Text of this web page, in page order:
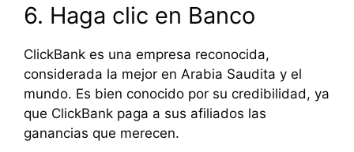
6. Haga clic en Banco
ClickBank es una empresa reconocida,
considerada la mejor en Arabia Saudita y el
mundo. Es bien conocido por su credibilidad, ya
que ClickBank paga a sus afiliados las
ganancias que merecen.